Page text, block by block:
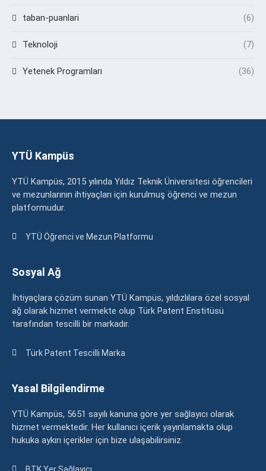
taban-puanlari (6)
Teknoloji (7)
Yetenek Programları (36)
YTÜ Kampüs
YTÜ Kampüs, 2015 yılında Yıldız Teknik Üniversitesi öğrencileri
ve mezunlarının ihtiyaçları için kurulmuş öğrenci ve mezun
platformudur.
YTÜ Öğrenci ve Mezun Platformu
Sosyal Ağ
İhtiyaçlara çözüm sunan YTÜ Kampüs, yıldızlılara özel sosyal
ağ olarak hizmet vermekte olup Türk Patent Enstitüsü
tarafından tescilli bir markadır.
Türk Patent Tescilli Marka
Yasal Bilgilendirme
YTÜ Kampüs, 5651 sayılı kanuna göre yer sağlayıcı olarak
hizmet vermektedir. Her kullanıcı içerik yayınlamakta olup
hukuka aykırı içerikler için bize ulaşabilirsiniz.
BTK Yer Sağlayıcı